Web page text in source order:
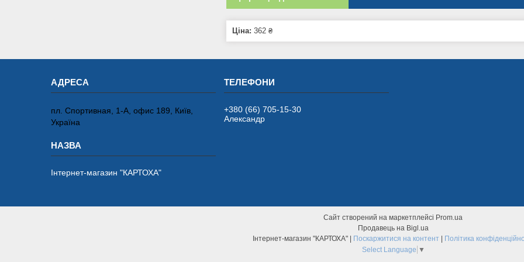
Ціна: 362 ₴
пл. Спортивная, 1-А, офис 189, Київ,
Україна
Інтернет-магазин "КАРТОХА"
+380 (66) 705-15-30
Александр
Сайт створений на маркетплейсі Prom.ua
Продавець на Bigl.ua
Інтернет-магазин "КАРТОХА" | Поскаржитися на контент | Політика
Select Language ▼